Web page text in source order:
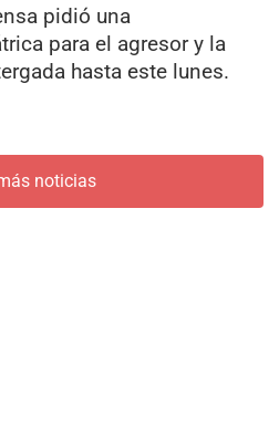
pidió una
para el agresor y la
hasta este lunes.
noticias